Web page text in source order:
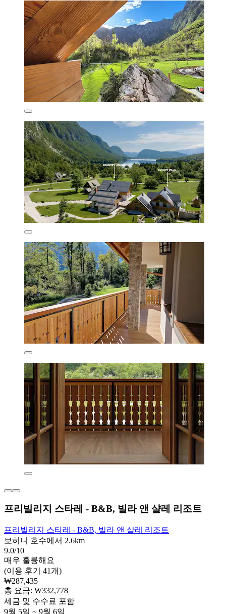
프리빌리지 스타레 - B&B, 빌라 앤 샬레 리조트
프리빌리지 스타레 - B&B, 빌라 앤 샬레 리조트
보히니 호수에서 2.6km
9.0/10
매우 훌륭해요
(이용 후기 41개)
₩287,435
총 요금: ₩332,778
세금 및 수수료 포함
9월 5일 ~ 9월 6일